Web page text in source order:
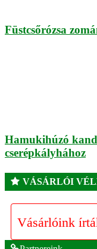
Füstcsőrózsa
Hamukihúzó
cserépkályhához
VÁSÁRLÓI
Vásárlóink